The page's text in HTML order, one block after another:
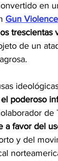
en
Gun
trescientas
de un
poderoso
a favor del
y del